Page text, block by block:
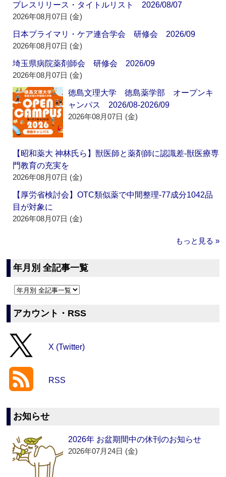
プレスリリース・タイトルリスト 2026/08/07
2026年08月07日 (金)
日本プライマリ・ケア連合学会 研修会 2026/09
2026年08月07日 (金)
埼玉県病院薬剤師会 研修会 2026/09
2026年08月07日 (金)
徳島文理大学 徳島薬学部 オープンキ
ャンパス 2026/08-2026/09
2026年08月07日 (金)
【昭和薬大 神林氏ら】獣医師と薬剤師に認識差‐獣医療専
門教育の充実を
2026年08月07日 (金)
【厚労省検討会】OTC類似薬で中間整理‐77成分1042品
目が対象に
2026年08月07日 (金)
もっと見る »
年月別 全記事一覧
アカウント・RSS
X (Twitter)
RSS
お知らせ
2026年 お盆期間中の休刊のお知らせ
2026年07月24日 (金)